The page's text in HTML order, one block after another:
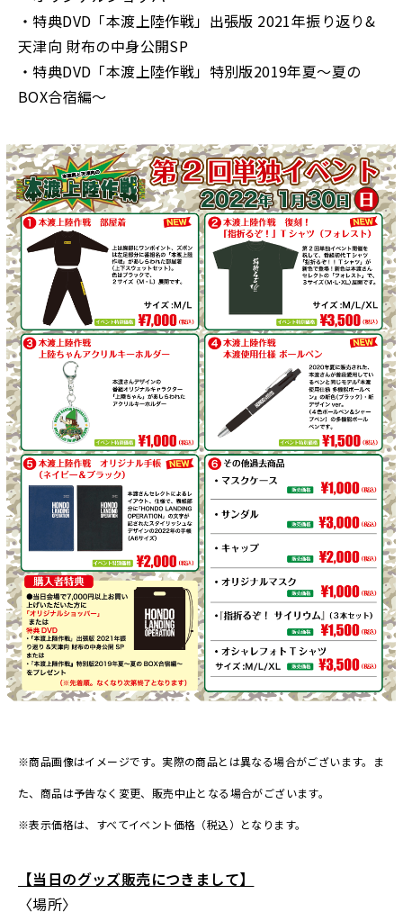
・特典DVD「本渡上陸作戦」出張版 2021年振り返り&
天津向 財布の中身公開SP
・特典DVD「本渡上陸作戦」特別版2019年夏～夏の
BOX合宿編～
※商品画像はイメージです。実際の商品とは異なる場合がございます。ま
た、商品は予告なく変更、販売中止となる場合がございます。
※表示価格は、すべてイベント価格（税込）となります。
【当日のグッズ販売につきまして】
〈場所〉